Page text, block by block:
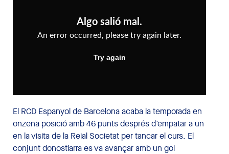
El RCD Espanyol de Barcelona acaba la temporada en
onzena posició amb 46 punts després d’empatar a un
en la visita de la Reial Societat per tancar el curs. El
conjunt donostiarra es va avançar amb un gol